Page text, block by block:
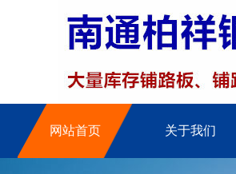
网站首页 关于我们